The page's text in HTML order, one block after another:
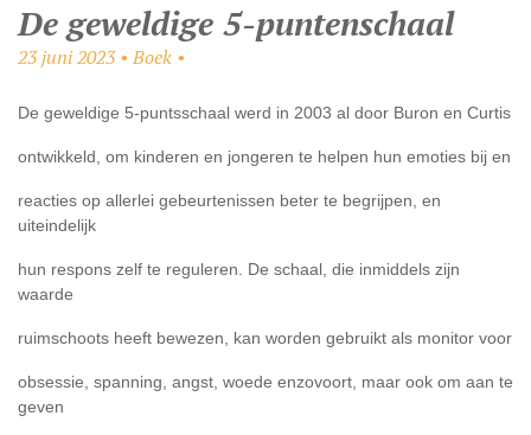
De geweldige 5-puntenschaal
23 juni 2023 • Boek •
De geweldige 5-puntsschaal werd in 2003 al door Buron en Curtis
ontwikkeld, om kinderen en jongeren te helpen hun emoties bij en
reacties op allerlei gebeurtenissen beter te begrijpen, en
uiteindelijk
hun respons zelf te reguleren. De schaal, die inmiddels zijn
waarde
ruimschoots heeft bewezen, kan worden gebruikt als monitor voor
obsessie, spanning, angst, woede enzovoort, maar ook om aan te
geven